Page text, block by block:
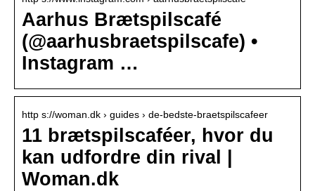
Aarhus Brætspilscafé
(@aarhusbraetspilscafe) •
Instagram …
http s://woman.dk › guides › de-bedste-braetspilscafeer
11 brætspilscaféer, hvor du
kan udfordre din rival |
Woman.dk